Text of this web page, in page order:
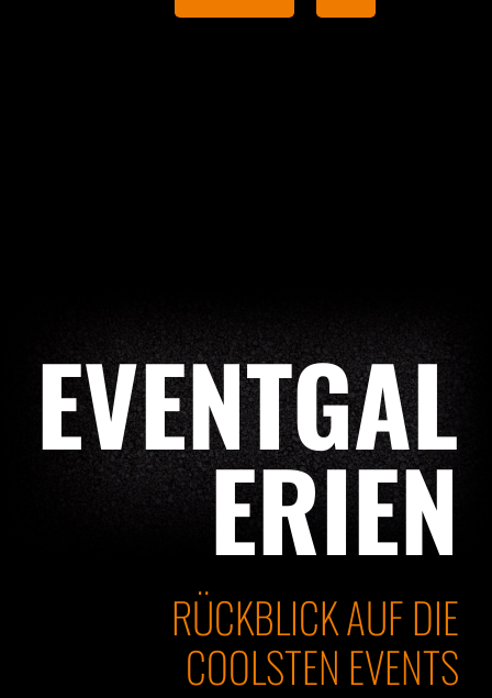
EVENTGAL
ERIEN
RÜCKBLICK AUF DIE
COOLSTEN EVENTS